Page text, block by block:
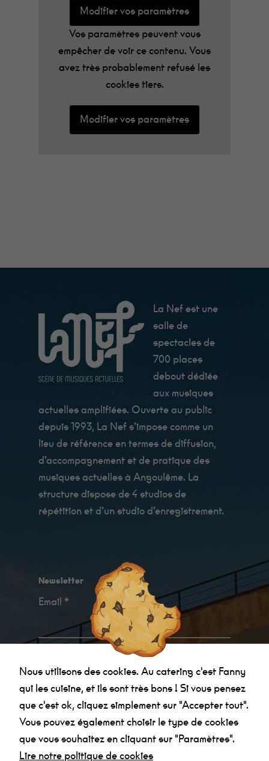
Vos paramètres peuvent vous
empêcher de voir ce contenu. Vous
avez très probablement refusé les
cookies tiers.
Modifier vos paramètres
Modifier vos paramètres
La Nef est une
salle de
spectacles de
700 places
debout dédiée
aux musiques
actuelles amplifiées. Ouverte au public
depuis 1993, La Nef s’impose comme un
lieu de référence en termes de diffusion,
d’accompagnement et de pratique des
musiques actuelles à Angoulême. La
structure dispose de 4 studios de
répétition et d’un studio d’enregistrement.
Newsletter
Email *
Je confirme avoirpris connaissance des
informations relatives à la politique de
confidentialité.
Nous utilisons des cookies. Au catering c'est Fanny
qui les cuisine, et ils sont très bons ! Si vous pensez
que c'est ok, cliquez simplement sur "Accepter tout".
Vous pouvez également choisir le type de cookies
que vous souhaitez en cliquant sur "Paramètres".
Lire notre politique de cookies
Minimum
Ces cookies ne
sont pas
facultatifs. Ils
sont
nécessaires au
fonctionnement
du site Web.
Au catering
c'est Fanny qui
les cuisine, et
ils sont très
puissions
améliorer la
fonctionnalité
et la
structure du
site Web, en
fonction de la
le site Web
Expérience
site Web